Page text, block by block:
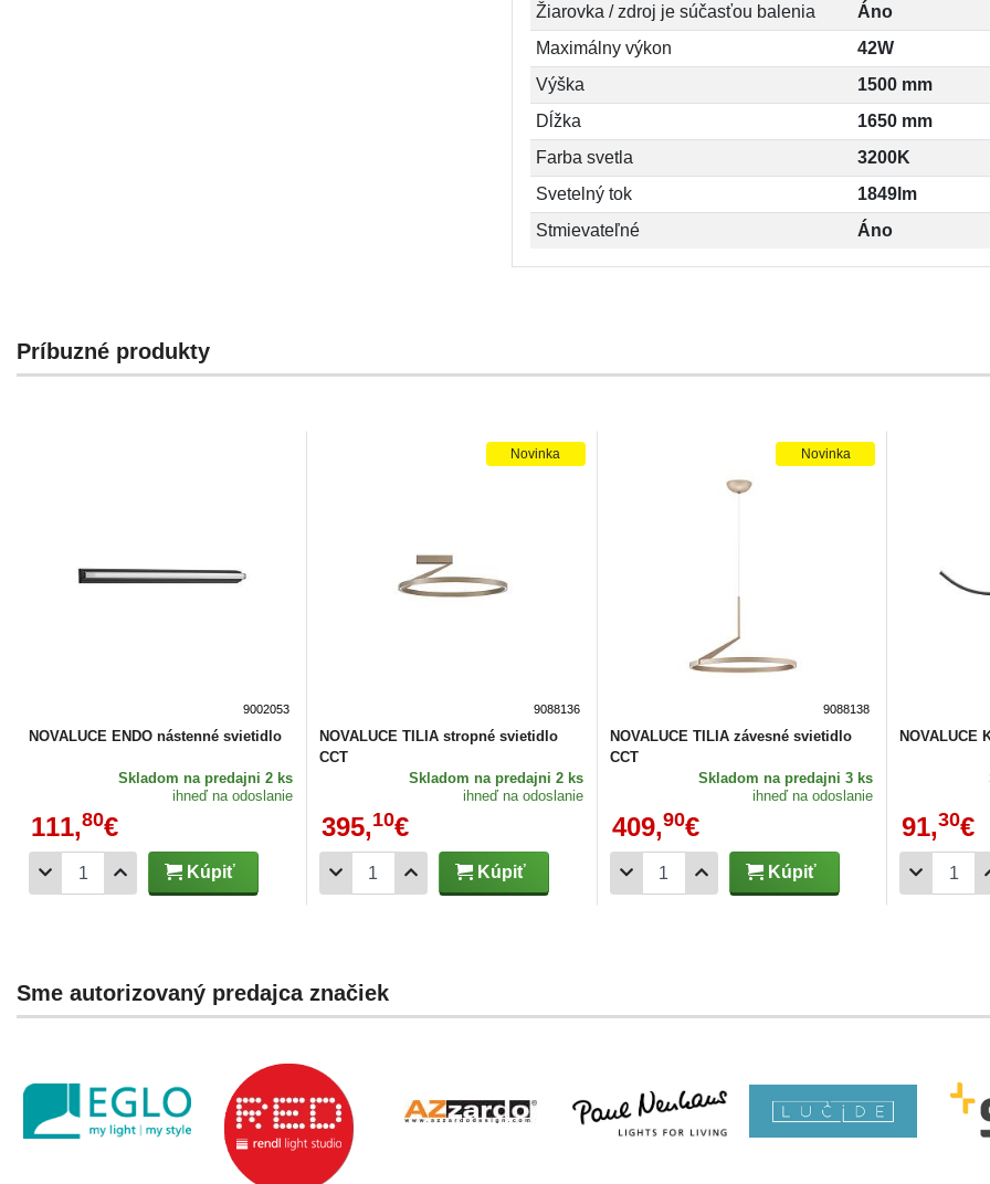
Žiarovka / zdroj je súčasťou balenia
Áno
Maximálny výkon
42W
Výška
1500 mm
Dĺžka
1650 mm
Farba svetla
3200K
Svetelný tok
1849lm
Stmievateľné
Áno
Príbuzné produkty
9002053
NOVALUCE ENDO nástenné svietidlo
Skladom na predajni 2 ks
ihneď na odoslanie
111,80€
Kúpiť
9088136
NOVALUCE TILIA stropné svietidlo
CCT
Skladom na predajni 2 ks
ihneď na odoslanie
395,10€
Kúpiť
Novinka
9088138
NOVALUCE TILIA závesné svietidlo
CCT
Skladom na predajni 3 ks
ihneď na odoslanie
409,90€
Kúpiť
Novinka
NOVALUCE
91,30€
Sme autorizovaný predajca značiek